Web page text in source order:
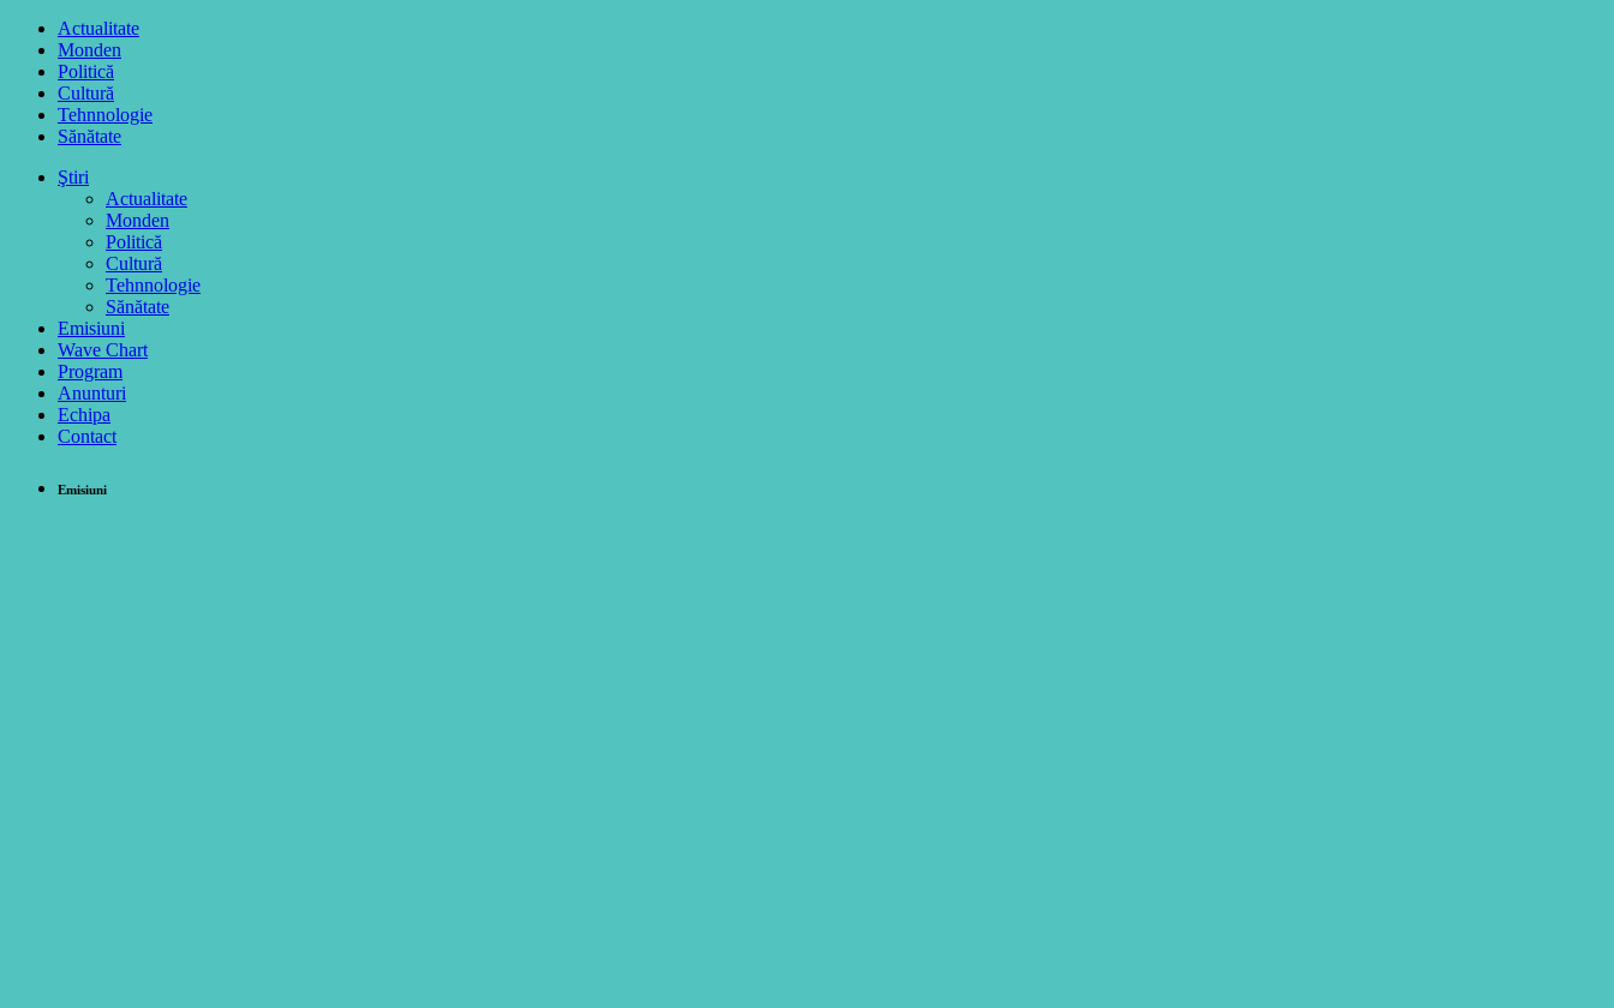
Actualitate
Monden
Politică
Cultură
Tehnnologie
Sănătate
Ştiri
Actualitate
Monden
Politică
Cultură
Tehnnologie
Sănătate
Emisiuni
Wave Chart
Program
Anunturi
Echipa
Contact
Emisiuni